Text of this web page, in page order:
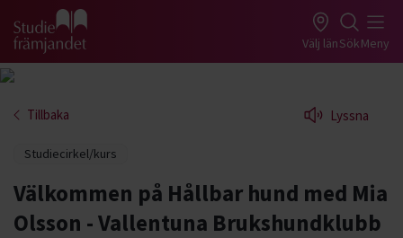
Gå till studiefrämjandets startsida Välj länSökMeny
Tillbaka Lyssna
Studiecirkel/kurs
Välkommen på Hållbar hund med Mia
Olsson - Vallentuna Brukshundklubb